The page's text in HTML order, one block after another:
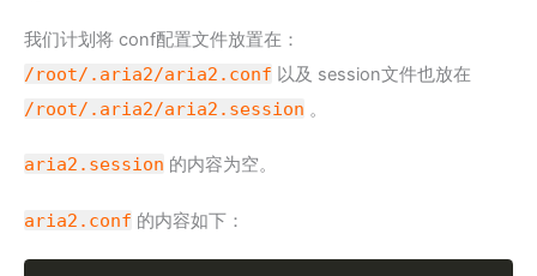
我们计划将 conf配置文件放置在：
/root/.aria2/aria2.conf 以及 session文件也放在
/root/.aria2/aria2.session 。
aria2.session 的内容为空。
aria2.conf 的内容如下：